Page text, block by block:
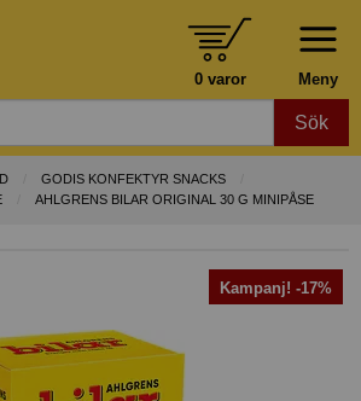
Meny
0 varor
Sök
GODIS KONFEKTYR SNACKS
AHLGRENS BILAR ORIGINAL 30 G MINIPÅSE
Kampanj! -17%